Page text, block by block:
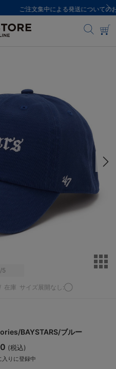
についてのお知らせ
/5
/ 在庫 サイズ展開なし:◯
BAYSTARS/ブルー
(税込)
入りに登録中